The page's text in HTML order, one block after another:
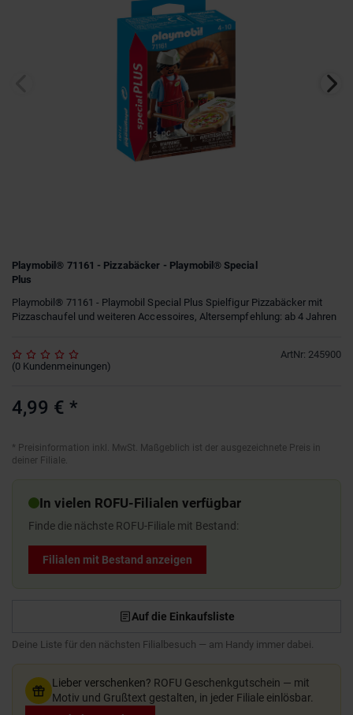
Playmobil® 71161 - Pizzabäcker - Playmobil® Special
Plus
Playmobil® 71161 - Playmobil Special Plus Spielfigur Pizzabäcker mit
Pizzaschaufel und weiteren Accessoires, Altersempfehlung: ab 4 Jahren
ArtNr: 245900
(0 Kundenmeinungen)
4,99 € *
* Preisinformation inkl. MwSt. Maßgeblich ist der ausgezeichnete Preis in
deiner Filiale.
In vielen ROFU-Filialen verfügbar
Finde die nächste ROFU-Filiale mit Bestand:
Filialen mit Bestand anzeigen
Auf die Einkaufsliste
Deine Liste für den nächsten Filialbesuch — am Handy immer dabei.
Lieber verschenken? ROFU Geschenkgutschein — mit
Motiv und Grußtext gestalten, in jeder Filiale einlösbar.